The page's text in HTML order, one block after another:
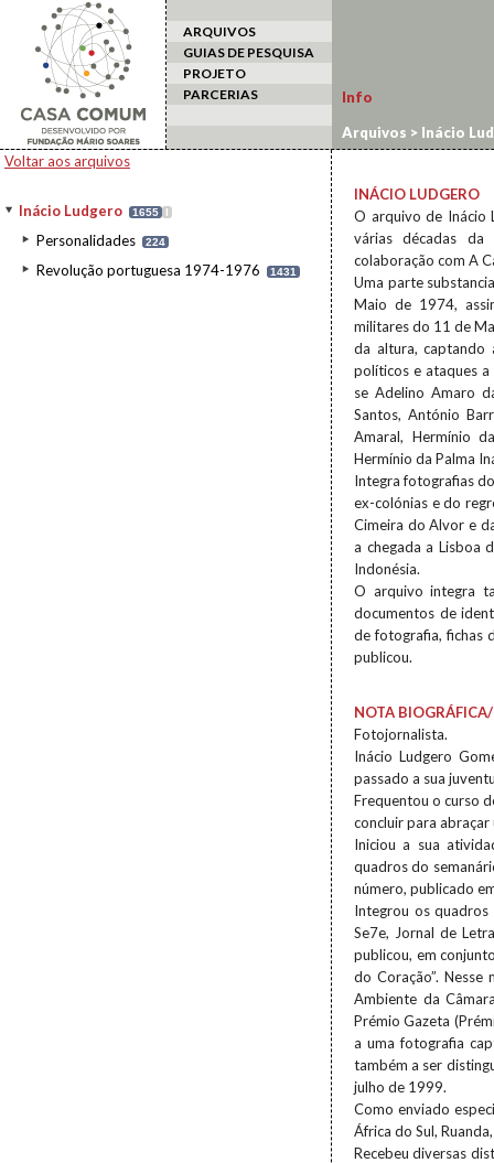
ARQUIVOS
GUIAS DE PESQUISA
PROJETO
PARCERIAS
Voltar aos arquivos
Inácio Ludgero 1655 I
Personalidades 224
Revolução portuguesa 1974-1976 1431
Info
Arquivos > Inácio
INÁCIO LUDGERO
O arquivo de Inácio
várias décadas da
colaboração com A
Uma parte
Maio de 1974,
militares do 11 de
da altura, captando
políticos e ataques
se Adelino Amaro
Santos, António
Amaral, Hermínio
Hermínio da Palma
Integra fotografias
ex-colónias e do
Cimeira do Alvor e
a chegada a Lisboa
Indonésia.
O arquivo integra
documentos de
de fotografia, fichas
publicou.
NOTA
Fotojornalista.
Inácio Ludgero
passado a sua
Frequentou o curso
concluir para
Iniciou a sua
quadros do
número, publicado
Integrou os
Se7e, Jornal de
publicou, em
do Coração”.
Ambiente da
Prémio Gazeta
a uma fotografia
também a ser
julho de 1999.
Como enviado
África do Sul,
Recebeu diversas